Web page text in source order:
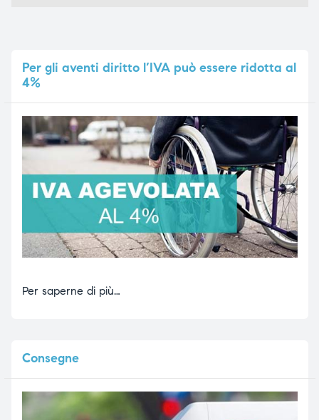
Pergli aventi diritto l’IVA può essere ridotta al
4%
Per saperne di più…
Consegne